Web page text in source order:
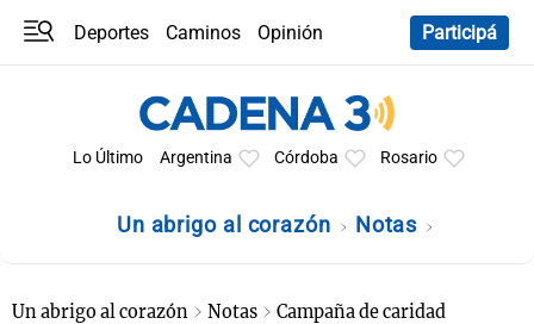
Deportes Caminos
Opinión
Participá
Lo Último Argentina Córdoba Rosario
Un abrigo al corazón Notas
Un abrigo al corazón Notas Campaña de caridad